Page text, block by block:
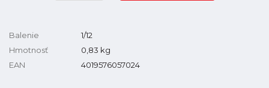
Balenie
1/12
Hmotnosť
0,83 kg
EAN
4019576057024